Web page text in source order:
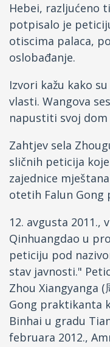
Hebei, razljućeno
potpisalo je
otiscima palaca,
oslobađanje.
Izvori kažu kako
vlasti. Wangova
napustiti svoj
Zahtjev sela
sličnih peticija
zajednice
otetih Falun Gong
12. avgusta 2011.,
Qinhuangdao u
peticiju pod
stav javnosti."
Zhou Xiangyanga (
Gong praktikanta
Binhai u gradu
februara 2012.,